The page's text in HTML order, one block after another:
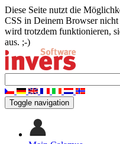
Diese Seite nutzt die
CSS in Deinem Browser
wird trotzdem funktionieren,
aus. ;-)
Toggle navigation